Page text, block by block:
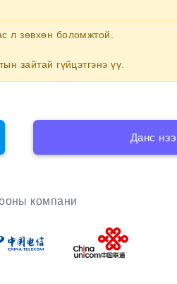
л зөвхөн боломжтой.
зайтай гүйцэтгэнэ үү.
Данс
компани